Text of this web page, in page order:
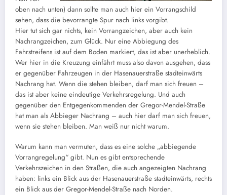
oben nach unten) dann sollte man auch hier ein Vorrangschild
sehen, dass die bevorrangte Spur nach links vorgibt.
Hier tut sich gar nichts, kein Vorrangzeichen, aber auch kein
Nachrangzeichen, zum Glück. Nur eine Abbiegung des
Fahrstreifens ist auf dem Boden markiert, das ist aber unerheblich.
Wer hier in die Kreuzung einfährt muss also davon ausgehen, dass
er gegenüber Fahrzeugen in der Hasenauerstraße stadteinwärts
Nachrang hat. Wenn die stehen bleiben, darf man sich freuen –
das ist aber keine eindeutige Verkehrsregelung. Und auch
gegenüber den Entgegenkommenden der Gregor-Mendel-Straße
hat man als Abbieger Nachrang – auch hier darf man sich freuen,
wenn sie stehen bleiben. Man weiß nur nicht warum.
Warum kann man vermuten, dass es eine solche „abbiegende
Vorrangregelung“ gibt. Nun es gibt entsprechende
Verkehrszeichen in den Straßen, die auch angezeigten Nachrang
haben: links ein Blick aus der Hasenauerstraße stadteinwärts, rechts
ein Blick aus der Gregor-Mendel-Straße nach Norden.